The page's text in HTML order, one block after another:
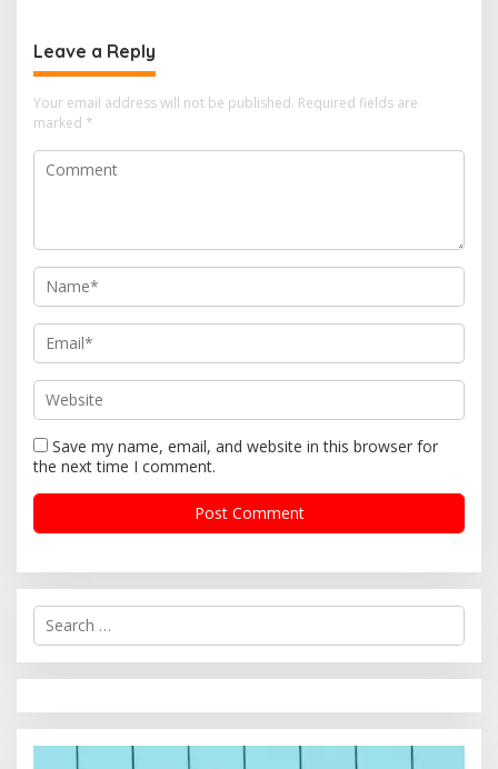
Leave a Reply
Your email address will not be published. Required fields are
marked *
Save my name, email, and website in this browser for
the next time I comment.
S
r
h
f